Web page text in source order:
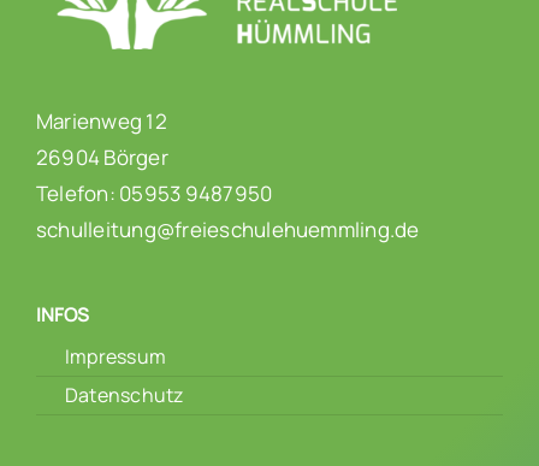
Marienweg 12
26904 Börger
Telefon: 05953 9487950
schulleitung@freieschulehuemmling.de
INFOS
Impressum
Datenschutz